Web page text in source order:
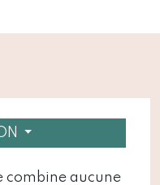
combine aucune